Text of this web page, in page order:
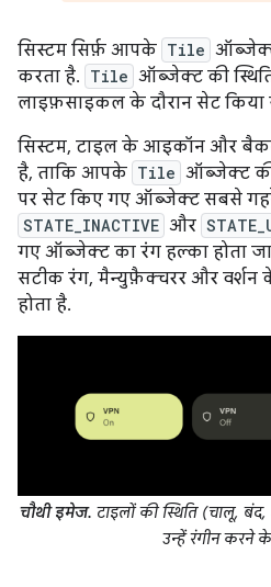
सिस्टम सिर्फ़ आपके Tile
करता है. Tile ऑब्जेक्ट की
लाइफ़साइकल के दौरान सेट किया
सिस्टम, टाइल के आइकॉन और
है, ताकि आपके Tile ऑब्जेक्ट
पर सेट किए गए ऑब्जेक्ट सबसे
STATE_INACTIVE और
गए ऑब्जेक्ट का रंग हल्का होता
सटीक रंग, मैन्युफ़ैक्चरर और
होता है.
चौथी इमेज. टाइलों की स्थिति (चालू,
उन्हें रंगीन करने